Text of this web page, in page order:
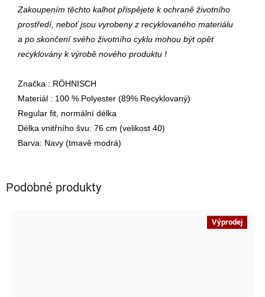
Zakoupením těchto kalhot přispějete k ochraně životního
prostředí, neboť jsou vyrobeny z recyklovaného materiálu
a po skončení svého životního cyklu mohou být opět
recyklovány k výrobě nového produktu !
Značka : RÖHNISCH
Materiál : 100 % Polyester (89% Recyklovaný)
Regular fit, normální délka
Délka vnitřního švu: 76 cm (velikost 40)
Barva: Navy (tmavě modrá)
Podobné produkty
Výprodej